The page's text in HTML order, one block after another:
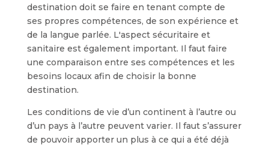
destination doit se faire en tenant compte de
ses propres compétences, de son expérience et
de la langue parlée. L'aspect sécuritaire et
sanitaire est également important. Il faut faire
une comparaison entre ses compétences et les
besoins locaux afin de choisir la bonne
destination.
Les conditions de vie d’un continent à l’autre ou
d’un pays à l’autre peuvent varier. Il faut s’assurer
de pouvoir apporter un plus à ce qui a été déjà